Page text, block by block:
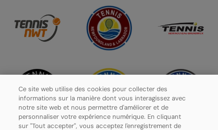
Ce site web utilise des cookies pour collecter des
informations sur la manière dont vous interagissez avec
notre site web et nous permettre d'améliorer et de
personnaliser votre expérience numérique. En cliquant
sur "Tout accepter", vous acceptez l'enregistrement de